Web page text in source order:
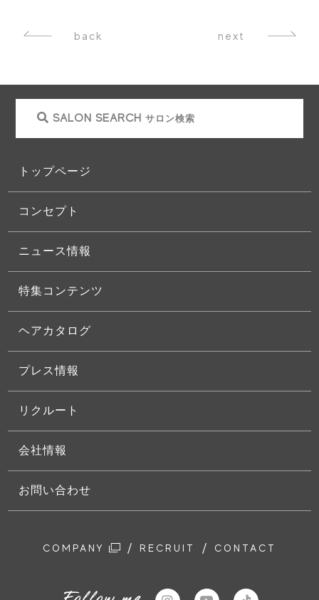
back next
SALON SEARCHサロン検索
トップページ
コンセプト
ニュース情報
特集コンテンツ
ヘアカタログ
プレス情報
リクルート
会社情報
お問い合わせ
COMPANY / RECRUIT / CONTACT